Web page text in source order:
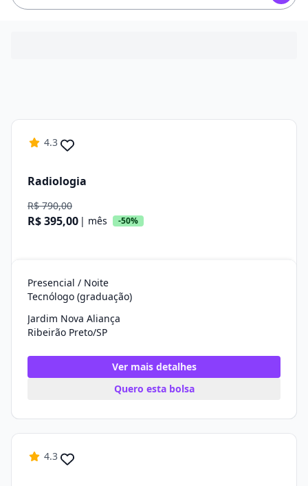
4.3
Radiologia
R$ 790,00
R$ 395,00 | mês -50%
Presencial / Noite
Tecnólogo (graduação)
Jardim Nova Aliança
Ribeirão Preto/SP
Ver mais detalhes
Quero esta bolsa
4.3